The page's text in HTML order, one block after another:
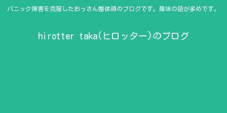
パニック障害を克服したおっさん整体師のブログです。趣味の話が多めです。
hirotter taka(ヒロッター)のブログ